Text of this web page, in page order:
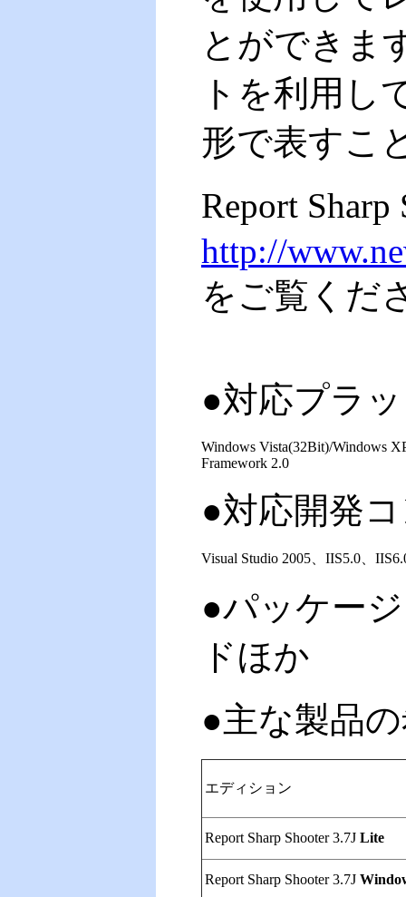
とができま
トを利用し
形で表すこ
Report Sharp
http://
をご覧くだ
●対応プラ
Windows Vista(32Bit)/Windows
Framework 2.0
●対応開発
Visual Studio 2005、IIS5.0、
●パッケー
ドほか
●主な製品
エディション
Report Sharp Shooter 3.7J Lite
Report Sharp Shooter 3.7J